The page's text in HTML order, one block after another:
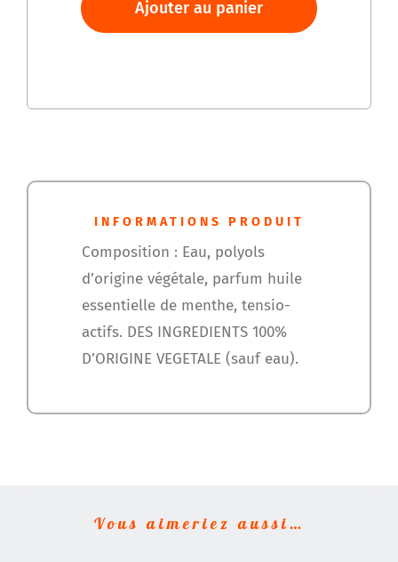
Ajouter au panier
INFORMATIONS PRODUIT
Composition : Eau, polyols
d’origine végétale, parfum huile
essentielle de menthe, tensio-
actifs. DES INGREDIENTS 100%
D’ORIGINE VEGETALE (sauf eau).
Vous aimeriez aussi…